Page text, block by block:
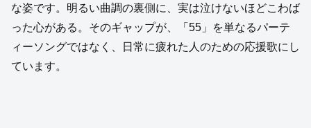
な姿です。明るい曲調の裏側に、実は泣けないほどこわば
った心がある。そのギャップが、「55」を単なるパーテ
ィーソングではなく、日常に疲れた人のための応援歌にし
ています。